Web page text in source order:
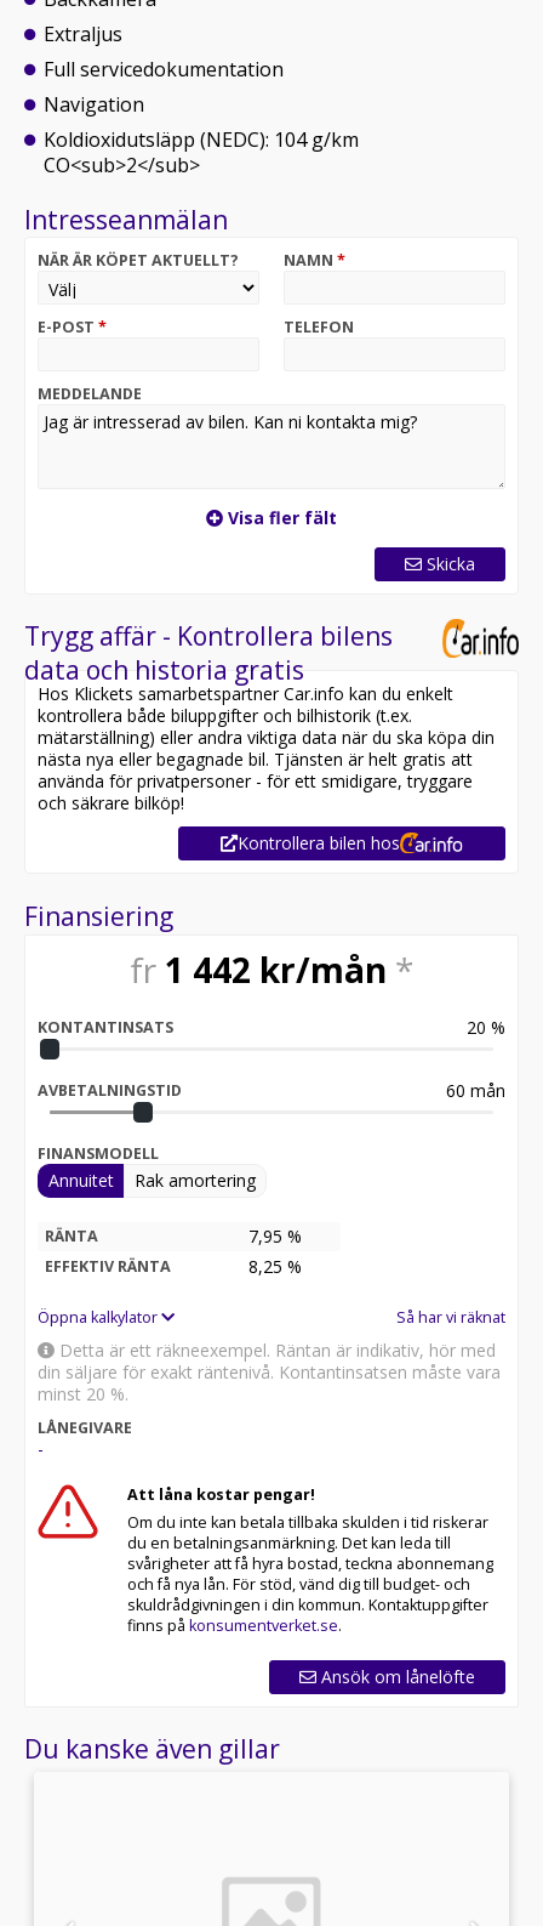
Extraljus
Full servicedokumentation
Navigation
Koldioxidutsläpp (NEDC): 104 g/km
CO<sub>2</sub>
Intresseanmälan
NÄR ÄR KÖPET AKTUELLT? NAMN *
E-POST * TELEFON
MEDDELANDE
Visa fler fält
Skicka
Trygg affär - Kontrollera bilens
data och historia gratis
Hos Klickets samarbetspartner Car.info kan du enkelt
kontrollera både biluppgifter och bilhistorik (t.ex.
mätarställning) eller andra viktiga data när du ska köpa din
nästa nya eller begagnade bil. Tjänsten är helt gratis att
använda för privatpersoner - för ett smidigare, tryggare
och säkrare bilköp!
Kontrollera bilen hos
Finansiering
fr 1 442 kr/mån *
KONTANTINSATS 20 %
AVBETALNINGSTID 60 mån
FINANSMODELL
Annuitet Rak amortering
RÄNTA 7,95 %
EFFEKTIV RÄNTA 8,25 %
Öppna kalkylator Så har vi räknat
Detta är ett räkneexempel. Räntan är indikativ, hör med
din säljare för exakt räntenivå. Kontantinsatsen måste vara
minst 20 %.
LÅNEGIVARE
-
Att låna kostar pengar!
Om du inte kan betala tillbaka skulden i tid riskerar
du en betalningsanmärkning. Det kan leda till
svårigheter att få hyra bostad, teckna abonnemang
och få nya lån. För stöd, vänd dig till budget- och
skuldrådgivningen i din kommun. Kontaktuppgifter
finns på konsumentverket.se.
Ansök om lånelöfte
Du kanske även gillar